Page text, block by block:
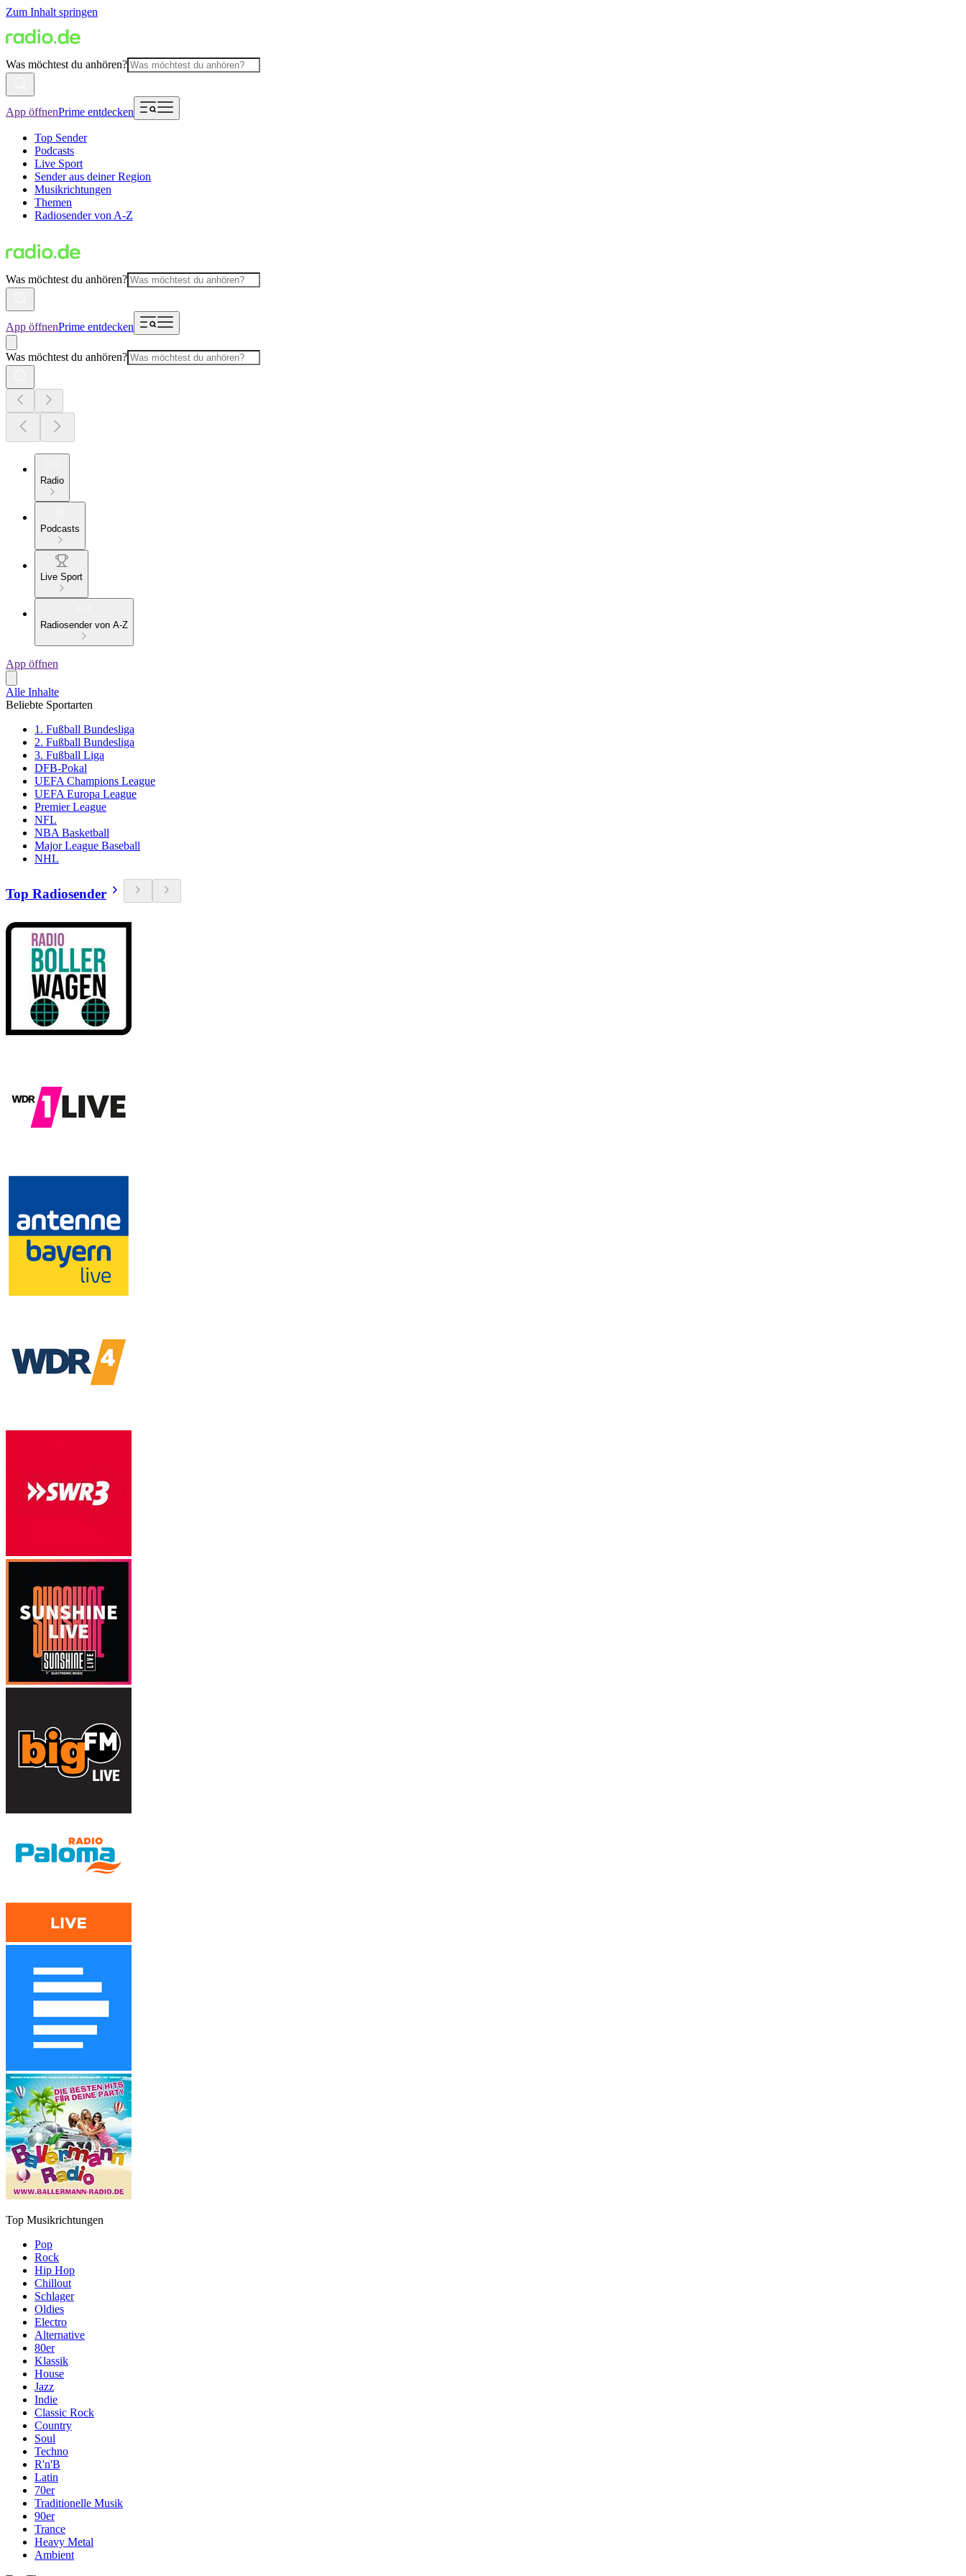
Zum Inhalt springen
Was möchtest du anhören?
App öffnenPrime entdecken
Top Sender
Podcasts
Live Sport
Sender aus deiner Region
Musikrichtungen
Themen
Radiosender von A-Z
Was möchtest du anhören?
App öffnenPrime entdecken
Was möchtest du anhören?
Radio
Podcasts
Live Sport
Radiosender von A-Z
App öffnen
Alle Inhalte
Beliebte Sportarten
1. Fußball Bundesliga
2. Fußball Bundesliga
3. Fußball Liga
DFB-Pokal
UEFA Champions League
UEFA Europa League
Premier League
NFL
NBA Basketball
Major League Baseball
NHL
Top Radiosender
Top Musikrichtungen
Pop
Rock
Hip Hop
Chillout
Schlager
Oldies
Electro
Alternative
80er
Klassik
House
Jazz
Indie
Classic Rock
Country
Soul
Techno
R'n'B
Latin
70er
Traditionelle Musik
90er
Trance
Heavy Metal
Ambient